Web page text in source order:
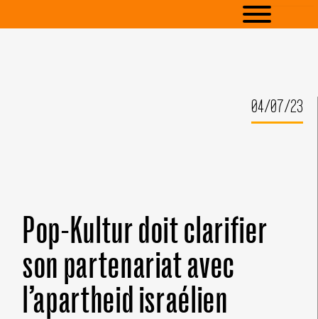
04/07/23
Pop-Kultur doit clarifier
son partenariat avec
l’apartheid israélien